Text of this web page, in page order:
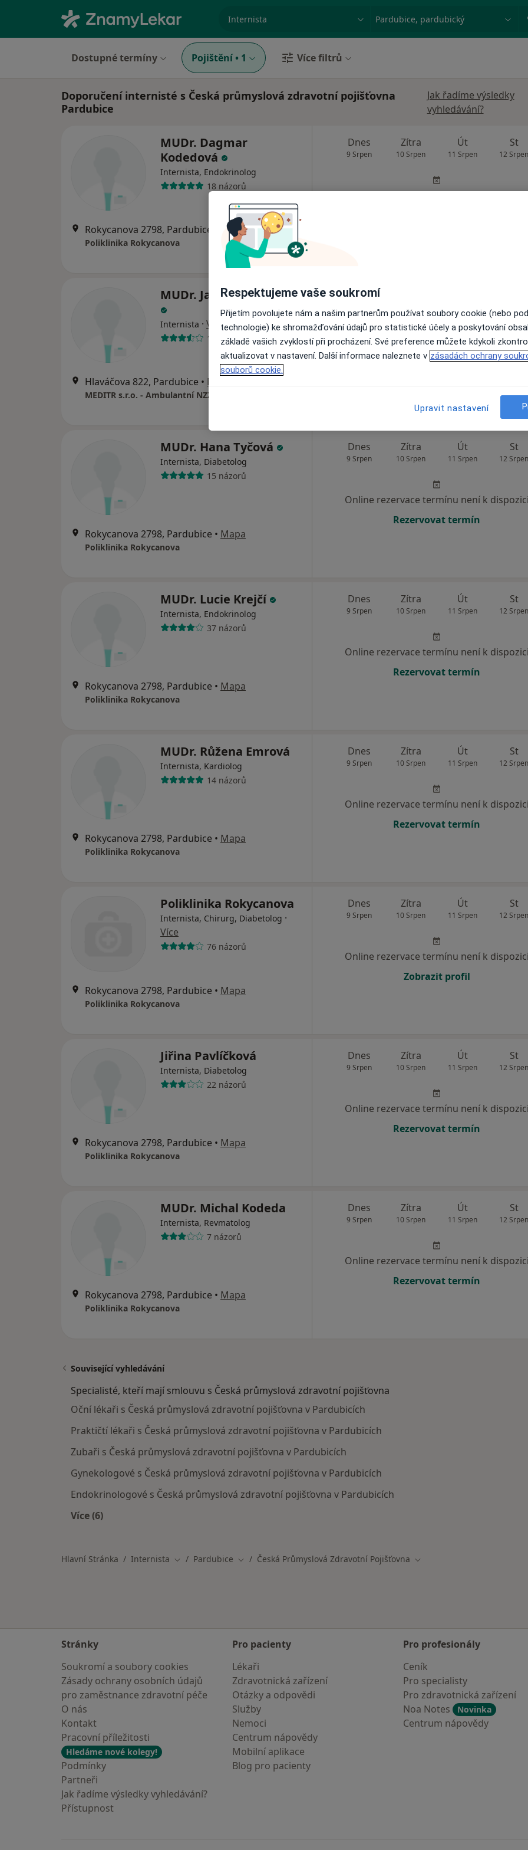
Dostupné termíny Pojištění • 1 Více filtrů
Doporučení internisté s Česká průmyslová zdravotní pojišťovna
Pardubice
Jak řadíme výsledky
vyhledávání?
MUDr. Dagmar
Kodedová
Internista, Endokrinolog
18 názorů
Rokycanova 2798, Pardubice Mapa
Poliklinika Rokycanova
Dnes
9 Srpen
Zítra
10 Srpen
Út
11 Srpen
St
12 Srpen
Online rezervace termínu není k
MUDr. Jaroslava Petrová
Internista · Více
18 názorů
Hlaváčova 822, Pardubice • Mapa
Dnes
Online rezervace termínu není k
MUDr. Hana Tyčová
Internista, Diabetolog
15 názorů
Rokycanova 2798, Pardubice • Mapa
Poliklinika Rokycanova
Dnes
9 Srpen
Zítra
10 Srpen
Út
11 Srpen
St
12 Srpen
Online rezervace termínu není k dispozici
Rezervovat termín
MUDr. Lucie Krejčí
Internista, Endokrinolog
37 názorů
Rokycanova 2798, Pardubice • Mapa
Poliklinika Rokycanova
Dnes
9 Srpen
Zítra
10 Srpen
Út
11 Srpen
St
12 Srpen
Online rezervace termínu není k dispozici
Rezervovat termín
MUDr. Růžena Emrová
Internista, Kardiolog
14 názorů
Rokycanova 2798, Pardubice • Mapa
Poliklinika Rokycanova
Dnes
9 Srpen
Zítra
10 Srpen
Út
11 Srpen
St
12 Srpen
Online rezervace termínu není k dispozici
Rezervovat termín
Poliklinika Rokycanova
Internista, Chirurg, Diabetolog ·
Více
76 názorů
Rokycanova 2798, Pardubice • Mapa
Poliklinika Rokycanova
Dnes
9 Srpen
Zítra
10 Srpen
Út
11 Srpen
St
12 Srpen
Online rezervace termínu není k dispozici
Zobrazit profil
Jiřina Pavlíčková
Internista, Diabetolog
22 názorů
Rokycanova 2798, Pardubice • Mapa
Poliklinika Rokycanova
Dnes
9 Srpen
Zítra
10 Srpen
Út
11 Srpen
St
12 Srpen
Online rezervace termínu není k dispozici
Rezervovat termín
MUDr. Michal Kodeda
Internista, Revmatolog
7 názorů
Rokycanova 2798, Pardubice • Mapa
Poliklinika Rokycanova
Dnes
9 Srpen
Zítra
10 Srpen
Út
11 Srpen
St
12 Srpen
Online rezervace termínu není k dispozici
Rezervovat termín
Související vyhledávání
Specialisté, kteří mají smlouvu s Česká průmyslová zdravotní pojišťovna
Oční lékaři s Česká průmyslová zdravotní pojišťovna v Pardubicích
Praktičtí lékaři s Česká průmyslová zdravotní pojišťovna v Pardubicích
Zubaři s Česká průmyslová zdravotní pojišťovna v Pardubicích
Gynekologové s Česká průmyslová zdravotní pojišťovna v Pardubicích
Endokrinologové s Česká průmyslová zdravotní pojišťovna v Pardubicích
Více (6)
Hlavní Stránka Internista Změna města
Pardubice Změna města
Česká Průmyslová Zdravotní Pojišťovna Změna města
Stránky
Soukromí a soubory cookies
Zásady ochrany osobních údajů
pro zaměstnance zdravotní péče
O nás
Kontakt
Pracovní příležitosti
Hledáme nové kolegy!
Podmínky
Partneři
Jak řadíme výsledky vyhledávání?
Přístupnost
Pro pacienty
Lékaři
Zdravotnická zařízení
Otázky a odpovědi
Služby
Nemoci
Centrum nápovědy
Mobilní aplikace
Blog pro pacienty
Pro profesionály
Ceník
Pro specialisty
Pro zdravotnická zařízení
Noa Notes
Novinka
Centrum nápovědy
Respektujeme vaše soukromí
Přijetím povolujete nám a našim partnerům používat soubory cookie (nebo
technologie) ke shromažďování údajů pro statistické účely a poskytování
základě vašich zvyklostí při procházení. Své preference můžete kdykoli
aktualizovat v nastavení. Další informace naleznete v zásadách ochrany
souborů cookie.
Upravit nastavení